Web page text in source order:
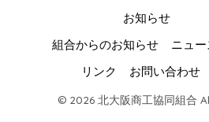
お知らせ
組合からのお知らせ ニュ
リンク お問い合わせ
© 2026 北大阪商工協同組合